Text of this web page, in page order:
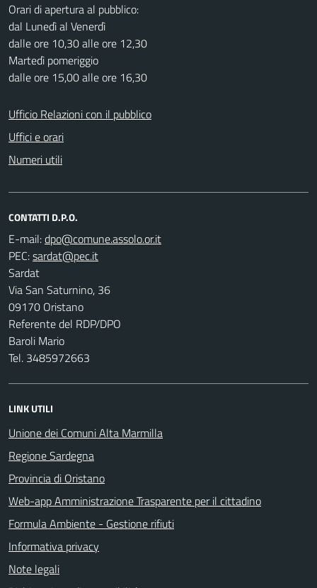
Orari di apertura al pubblico:
dal Lunedì al Venerdì
dalle ore 10,30 alle ore 12,30
Martedì pomeriggio
dalle ore 15,00 alle ore 16,30
Ufficio Relazioni con il pubblico
Uffici e orari
Numeri utili
CONTATTI D.P.O.
E-mail:
PEC:
Sardat
Via San Saturnino, 36
09170 Oristano
Referente del RDP/DPO
Baroli Mario
Tel. 3485972663
LINK UTILI
Unione dei Comuni Alta Marmilla
Regione Sardegna
Provincia di Oristano
Web-app Amministrazione Trasparente per il cittadino
Formula Ambiente - Gestione rifiuti
Informativa privacy
Note legali